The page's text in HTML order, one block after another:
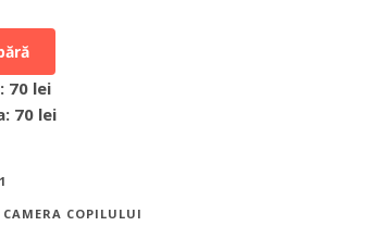
70 lei
70 lei
CAMERA COPILULUI